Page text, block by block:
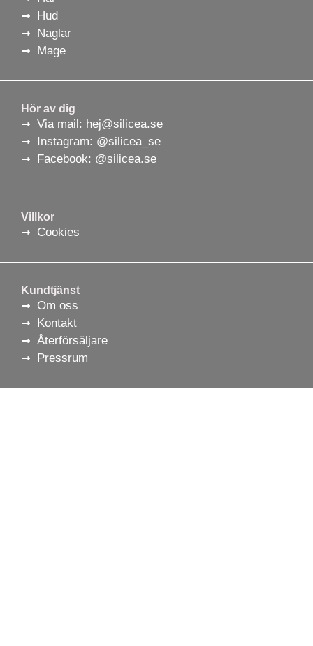
Hud
Naglar
Mage
Hör av dig
Via mail: hej@silicea.se
Instagram: @silicea_se
Facebook: @silicea.se
Villkor
Cookies
Kundtjänst
Om oss
Kontakt
Återförsäljare
Pressrum